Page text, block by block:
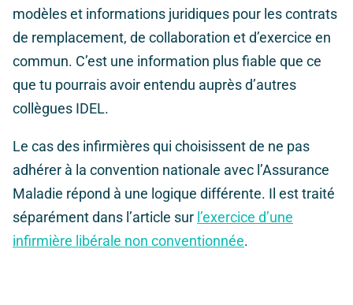
modèles et informations juridiques pour les contrats
de remplacement, de collaboration et d’exercice en
commun. C’est une information plus fiable que ce
que tu pourrais avoir entendu auprès d’autres
collègues IDEL.
Le cas des infirmières qui choisissent de ne pas
adhérer à la convention nationale avec l’Assurance
Maladie répond à une logique différente. Il est traité
séparément dans l’article sur l’exercice d’une
infirmière libérale non conventionnée.